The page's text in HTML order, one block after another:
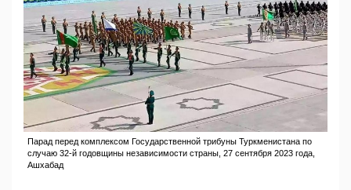
Парад перед комплексом Государственной трибуны Туркменистана по
случаю 32-й годовщины независимости страны, 27 сентября 2023 года,
Ашхабад